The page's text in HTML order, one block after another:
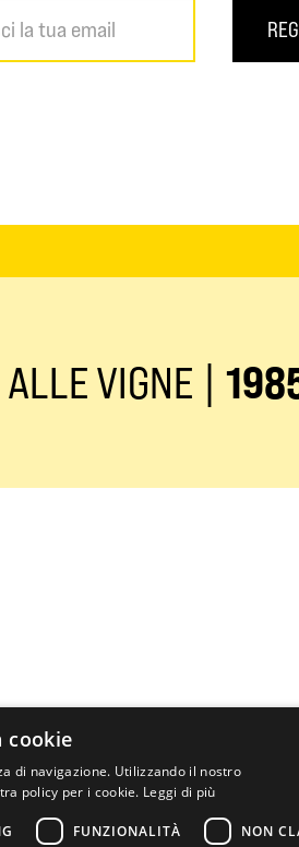
VIGNE |
cookie
di navigazione. Utilizzando il nostro
policy per i cookie. Leggi di più
FUNZIONALITÀ NON